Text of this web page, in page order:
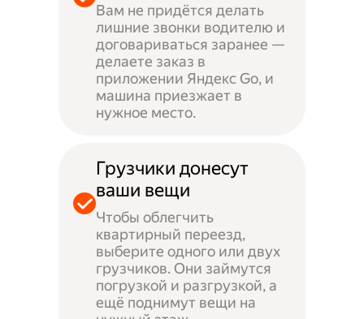
Вам не придётся делать
лишние звонки водителю и
договариваться заранее —
делаете заказ в
приложении Яндекс Go, и
машина приезжает в
нужное место.
Грузчики донесут
ваши вещи
Чтобы облегчить
квартирный переезд,
выберите одного или двух
грузчиков. Они займутся
погрузкой и разгрузкой, а
ещё поднимут вещи на